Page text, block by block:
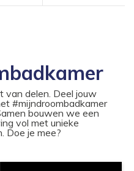
van delen. Deel jouw
#mijndroombadkamer
bouwen we een
vol met unieke
Doe je mee?